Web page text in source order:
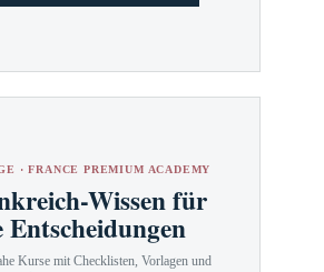
· FRANCE PREMIUM ACADEMY
Wissen für
Kurse mit Checklisten, Vorlagen und